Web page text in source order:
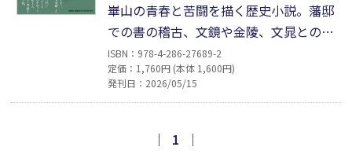
崋山の青春と苦闘を描く歴史小説。藩邸
での書の稽古、文鏡や金陵、文晁との師
弟関係、江戸と田原を往復する日々、そ
れらの中で、源之助（＝若き崋山）は写
生を重ね絵師として成長していく。貧窮
まれる政治的軋轢、家族を思う優しさ
ISBN：978-4-286-27689-2
定価：1,760円 (本体 1,600円)
発刊日：2026/05/15
｜ 1 ｜